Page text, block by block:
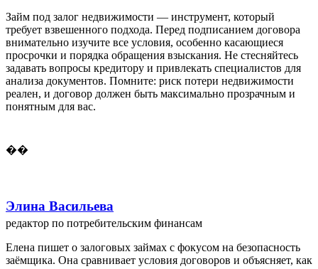
Займ под залог недвижимости — инструмент, который
требует взвешенного подхода. Перед подписанием договора
внимательно изучите все условия, особенно касающиеся
просрочки и порядка обращения взыскания. Не стесняйтесь
задавать вопросы кредитору и привлекать специалистов для
анализа документов. Помните: риск потери недвижимости
реален, и договор должен быть максимально прозрачным и
понятным для вас.
��
Элина Васильева
редактор по потребительским финансам
Елена пишет о залоговых займах с фокусом на безопасность
заёмщика. Она сравнивает условия договоров и объясняет, как